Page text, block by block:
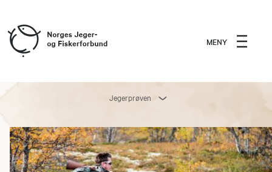
MENY
Jegerprøven